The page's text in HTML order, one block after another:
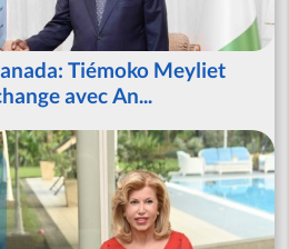
Tiémoko Meyliet
avec An...